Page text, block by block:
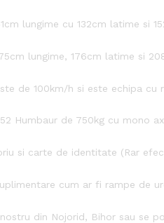
lungime cu 132cm latime si
lungime, 176cm latime si
de 100km/h si este echipa cu
Humbaur de 750kg cu mono
si carte de identitate (Rar
cum ar fi rampe de
din Nojorid, Bihor sau se